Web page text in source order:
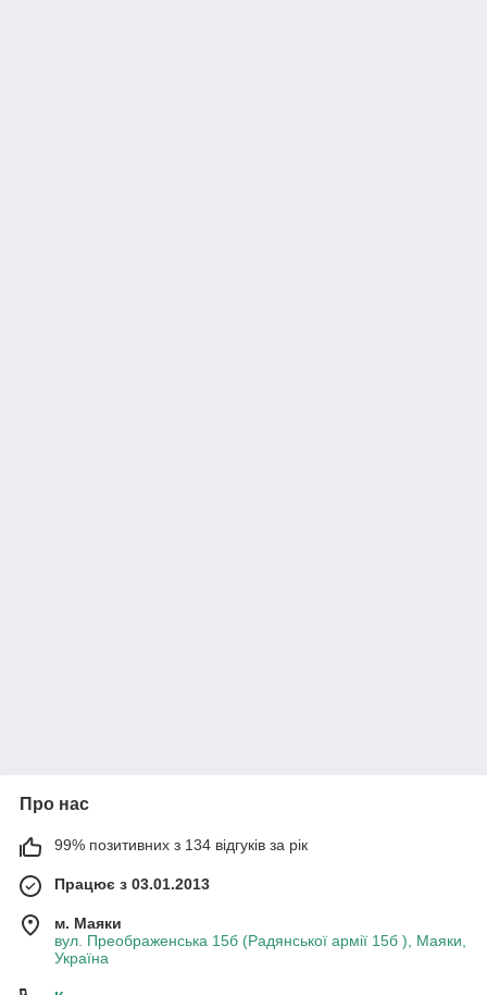
Про нас
99% позитивних з 134 відгуків за рік
Працює з 03.01.2013
м. Маяки
вул. Преображенська 15б (Радянської армії 15б ), Маяки,
Україна